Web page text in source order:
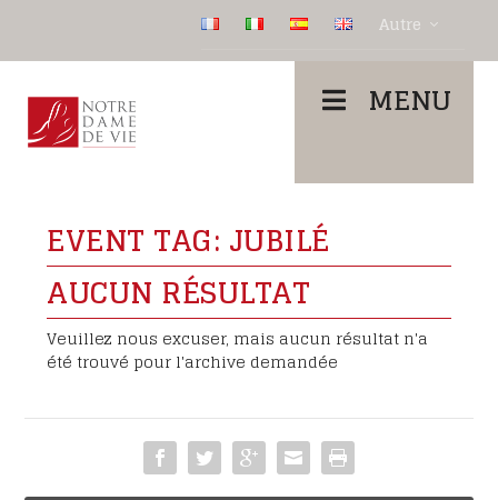
Autre
MENU
EVENT TAG: JUBILÉ
AUCUN RÉSULTAT
Veuillez nous excuser, mais aucun résultat n'a
été trouvé pour l'archive demandée